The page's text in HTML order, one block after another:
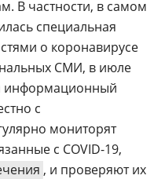
В частности, в самом
специальная
о коронавирусе
СМИ, в июле
информационный
с
мониторят
с COVID-19,
, и проверяют их